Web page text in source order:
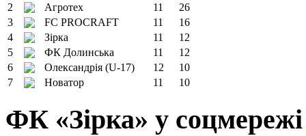
2
Агротех 11
26
3
FC PROCRAFT 11
16
4
Зірка 11
12
5
ФК Долинська 11
12
6
Олександрія (U-17) 12
10
7
Новатор 11 10
ФК «Зірка» у